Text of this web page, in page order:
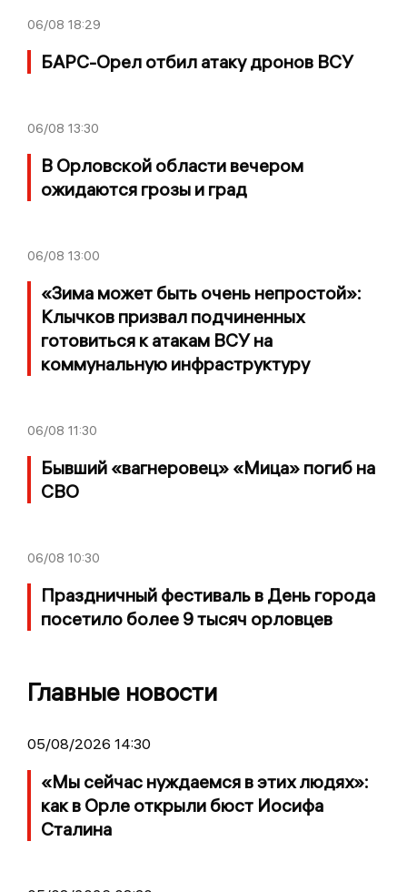
06/08 18:29
БАРС-Орел отбил атаку дронов ВСУ
06/08 13:30
В Орловской области вечером
ожидаются грозы и град
06/08 13:00
«Зима может быть очень непростой»:
Клычков призвал подчиненных
готовиться к атакам ВСУ на
коммунальную инфраструктуру
06/08 11:30
Бывший «вагнеровец» «Мица» погиб на
СВО
06/08 10:30
Праздничный фестиваль в День города
посетило более 9 тысяч орловцев
Главные новости
05/08/2026 14:30
«Мы сейчас нуждаемся в этих людях»:
как в Орле открыли бюст Иосифа
Сталина